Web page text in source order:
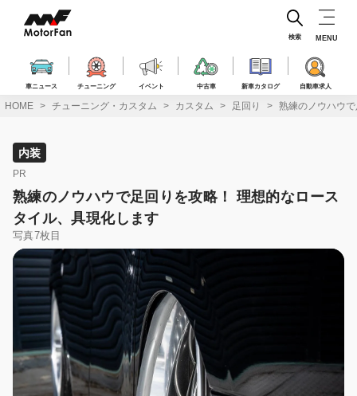
ス
車ニュース チューニング イベント 中古車 新車カタログ 自動車求人
検索 MENU
HOME チューニング・カスタム カスタム 足回り 熟練のノウハウ
内装
PR
熟練のノウハウで足回りを攻略！ 理想的なロース
タイル、具現化します
写真7枚目